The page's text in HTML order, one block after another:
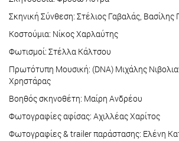
Σκηνική Σύνθεση: Στέλιος Γαβαλάς, Βασίλης
Κοστούμια: Νίκος Χαρλαύτης
Φωτισμοί: Στέλλα Κάλτσου
Πρωτότυπη Μουσική: (DNA) Μιχάλης
Χρηστάρας
Βοηθός σκηνοθέτη: Μαίρη Ανδρέου
Φωτογραφίες αφίσας: Αχιλλέας Χαρίτος
Φωτογραφίες & trailer παράστασης: Ελένη